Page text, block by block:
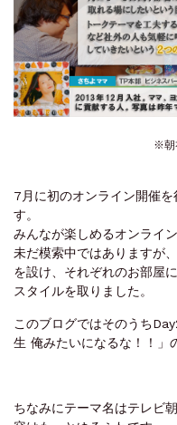
※朝
7月に初のオンライン開催
す。
みんなが楽しめるオンライ
未だ模索中ではありますが
を設け、それぞれのお部屋
スタイルを取りました。
このブログではそのうち
生 俺みたいになるな！！」
ちなみにテーマ名はテレビ